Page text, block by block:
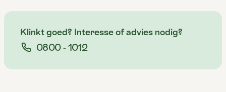
Klinkt goed? Interesse of advies nodig?
0800 - 1012